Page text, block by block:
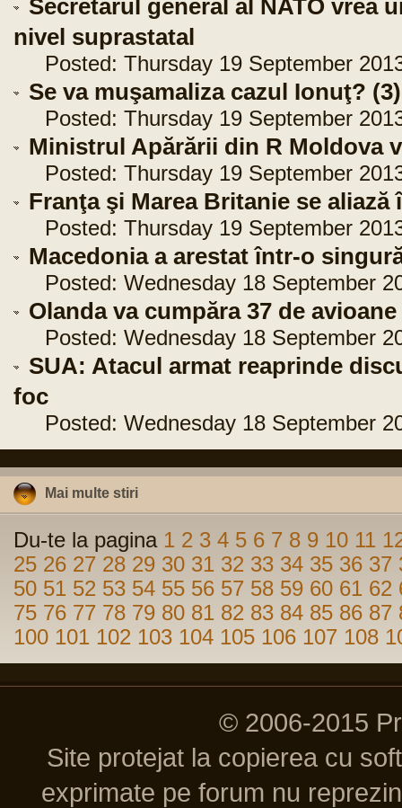
Secretarul general al NATO vrea
nivel suprastatal
Posted: Thursday 19 September
Se va muşamaliza cazul Ionuţ? (3)
Posted: Thursday 19 September
Ministrul Apărării din R Moldova
Posted: Thursday 19 September
Franţa şi Marea Britanie se
Posted: Thursday 19 September
Macedonia a arestat într-o
Posted: Wednesday 18 September
Olanda va cumpăra 37 de
Posted: Wednesday 18 September
SUA: Atacul armat reaprinde
foc
Posted: Wednesday 18 September
Mai multe stiri
Du-te la pagina 1 2 3 4 5 6 7 8 9 10 11
25 26 27 28 29 30 31 32 33 34 35 36 37
50 51 52 53 54 55 56 57 58 59 60 61 62
75 76 77 78 79 80 81 82 83 84 85 86 87
100 101 102 103 104 105 106 107 108
© 2006-2015
Site protejat la copierea cu
exprimate pe forum nu